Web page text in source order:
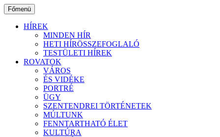
Ugrás
a
tartalomhoz
Főmenü
HÍREK
MINDEN HÍR
HETI HÍRÖSSZEFOGLALÓ
TESTÜLETI HÍREK
ROVATOK
VÁROS
ÉS VIDÉKE
PORTRÉ
ÜGY
SZENTENDREI TÖRTÉNETEK
MÚLTUNK
FENNTARTHATÓ ÉLET
KULTÚRA